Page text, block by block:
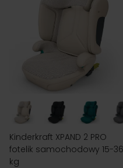
Kinderkraft XPAND 2 PRO
fotelik samochodowy 15-36
kg